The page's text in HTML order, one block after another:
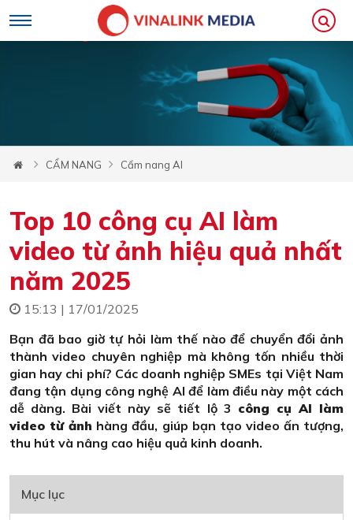
CẨM NANG Cẩm nang AI
Top 10 công cụ AI làm
video từ ảnh hiệu quả nhất
năm 2025
15:13 | 17/01/2025
Bạn đã bao giờ tự hỏi làm thế nào để chuyển đổi ảnh
thành video chuyên nghiệp mà không tốn nhiều thời
gian hay chi phí? Các doanh nghiệp SMEs tại Việt Nam
đang tận dụng công nghệ AI để làm điều này một cách
dễ dàng. Bài viết này sẽ tiết lộ 3 công cụ AI làm
video từ ảnh hàng đầu, giúp bạn tạo video ấn tượng,
thu hút và nâng cao hiệu quả kinh doanh.
Mục lục